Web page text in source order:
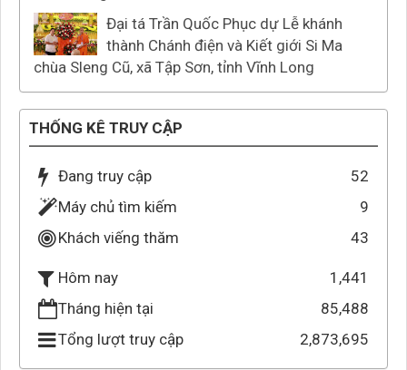
Đại tá Trần Quốc Phục dự Lễ khánh
thành Chánh điện và Kiết giới Si Ma
chùa Sleng Cũ, xã Tập Sơn, tỉnh Vĩnh Long
THỐNG KÊ TRUY CẬP
Đang truy cập
52
Máy chủ tìm kiếm
9
Khách viếng thăm
43
Hôm nay
1,441
Tháng hiện tại
85,488
Tổng lượt truy cập
2,873,695